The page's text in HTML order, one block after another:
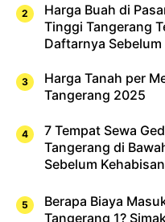
Harga Buah di
Tinggi Tangerang
Daftarnya Sebelum
Harga Tanah per
Tangerang 2025
7 Tempat Sewa
Tangerang di
Sebelum
Berapa Biaya
Tangerang 1?